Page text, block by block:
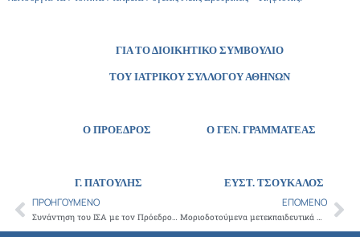
ΓΙΑ ΤΟ ΔΙΟΙΚΗΤΙΚΟ ΣΥΜΒΟΥΛΙΟ
ΤΟΥ ΙΑΤΡΙΚΟΥ ΣΥΛΛΟΓΟΥ ΑΘΗΝΩΝ
Ο ΠΡΟΕΔΡΟΣ Ο ΓΕΝ. ΓΡΑΜΜΑΤΕΑΣ
Γ. ΠΑΤΟΥΛΗΣ ΕΥΣΤ. ΤΣΟΥΚΑΛΟΣ
Prev
ΠΡΟΗΓΟΎΜΕΝΟ
Συνάντηση του ΙΣΑ με τον Πρόεδρο του Εθνικού Οργανισμού Μεταμοσχεύσεων για κοινή δράση
ΕΠΌΜΕΝΟ
Μοριοδοτούμενα μετεκπαιδευτικά Μαθήματα Νέων Γιατρών για το Ακαδημαϊκό Έτος 2012-2013 – Ανακοίνωση για τον Β’ κύκλο